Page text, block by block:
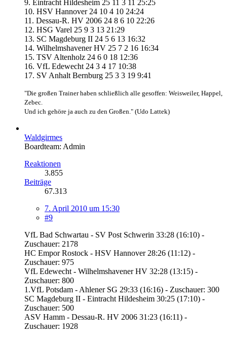
9. Eintracht Hildesheim 25 11 3 11 25:25
10. HSV Hannover 24 10 4 10 24:24
11. Dessau-R. HV 2006 24 8 6 10 22:26
12. HSG Varel 25 9 3 13 21:29
13. SC Magdeburg II 24 5 6 13 16:32
14. Wilhelmshavener HV 25 7 2 16 16:34
15. TSV Altenholz 24 6 0 18 12:36
16. VfL Edewecht 24 3 4 17 10:38
17. SV Anhalt Bernburg 25 3 3 19 9:41
"Die großen Trainer haben schließlich alle gesoffen: Weisweiler, Happel,
Zebec.
Und ich gehöre ja auch zu den Großen." (Udo Lattek)
Waldgirmes
Boardteam: Admin
Reaktionen
3.855
Beiträge
67.313
7. April 2010 um 15:30
#9
VfL Bad Schwartau - SV Post Schwerin 33:28 (16:10) -
Zuschauer: 2178
HC Empor Rostock - HSV Hannover 28:26 (11:12) -
Zuschauer: 975
VfL Edewecht - Wilhelmshavener HV 32:28 (13:15) -
Zuschauer: 800
1.VfL Potsdam - Ahlener SG 29:33 (16:16) - Zuschauer: 300
SC Magdeburg II - Eintracht Hildesheim 30:25 (17:10) -
Zuschauer: 500
ASV Hamm - Dessau-R. HV 2006 31:23 (16:11) -
Zuschauer: 1928